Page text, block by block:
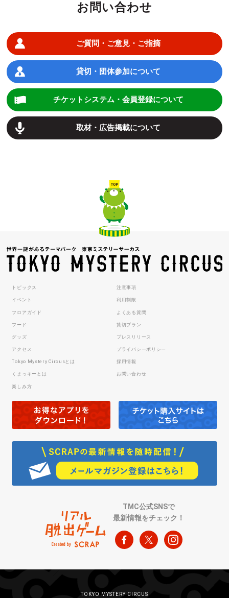
お問い合わせ
ご質問・ご意見・ご指摘
貸切・団体参加について
チケットシステム・会員登録について
取材・広告掲載について
トピックス
イベント
フロアガイド
フード
グッズ
アクセス
Tokyo Mystery Circusとは
くまっキーとは
楽しみ方
注意事項
利用制限
よくある質問
貸切プラン
プレスリリース
プライバシーポリシー
採用情報
お問い合わせ
TMC公式SNSで
最新情報をチェック！
TOKYO MYSTERY CIRCUS